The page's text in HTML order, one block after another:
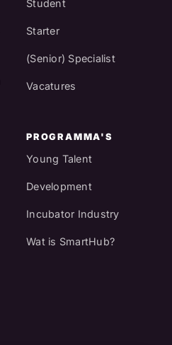
Student
Starter
(Senior) Specialist
Vacatures
PROGRAMMA'S
Young Talent
Development
Incubator Industry
Wat is SmartHub?